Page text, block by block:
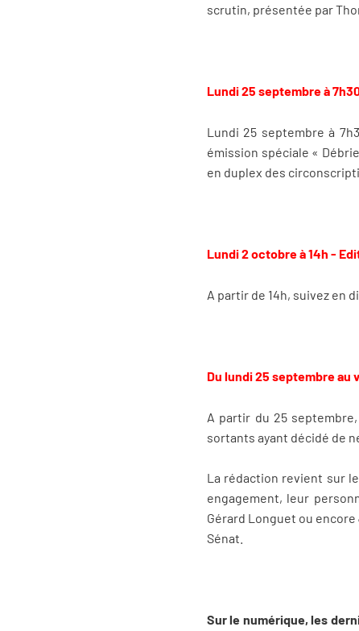
scrutin, présentée par
Lundi 25 septembre à
Lundi 25 septembre à
émission spéciale «
en duplex des
Lundi 2 octobre à 14h -
A partir de 14h, suivez en
Du lundi 25 septembre au
A partir du 25
sortants ayant décidé de
La rédaction revient sur
engagement, leur
Gérard Longuet ou
Sénat.
Sur le numérique, les